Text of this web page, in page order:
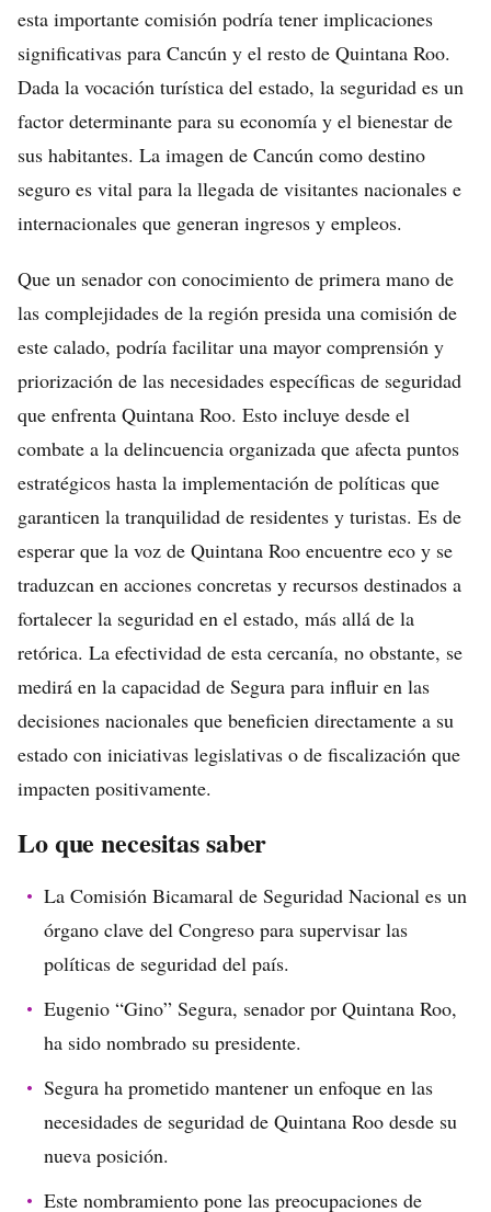
esta importante comisión podría tener implicaciones
significativas para Cancún y el resto de Quintana Roo.
Dada la vocación turística del estado, la seguridad es un
factor determinante para su economía y el bienestar de
sus habitantes. La imagen de Cancún como destino
seguro es vital para la llegada de visitantes nacionales e
internacionales que generan ingresos y empleos.
Que un senador con conocimiento de primera mano de
las complejidades de la región presida una comisión de
este calado, podría facilitar una mayor comprensión y
priorización de las necesidades específicas de seguridad
que enfrenta Quintana Roo. Esto incluye desde el
combate a la delincuencia organizada que afecta puntos
estratégicos hasta la implementación de políticas que
garanticen la tranquilidad de residentes y turistas. Es de
esperar que la voz de Quintana Roo encuentre eco y se
traduzcan en acciones concretas y recursos destinados a
fortalecer la seguridad en el estado, más allá de la
retórica. La efectividad de esta cercanía, no obstante, se
medirá en la capacidad de Segura para influir en las
decisiones nacionales que beneficien directamente a su
estado con iniciativas legislativas o de fiscalización que
impacten positivamente.
Lo que necesitas saber
La Comisión Bicamaral de Seguridad Nacional es un
órgano clave del Congreso para supervisar las
políticas de seguridad del país.
Eugenio “Gino” Segura, senador por Quintana Roo,
ha sido nombrado su presidente.
Segura ha prometido mantener un enfoque en las
necesidades de seguridad de Quintana Roo desde su
nueva posición.
Este nombramiento pone las preocupaciones de